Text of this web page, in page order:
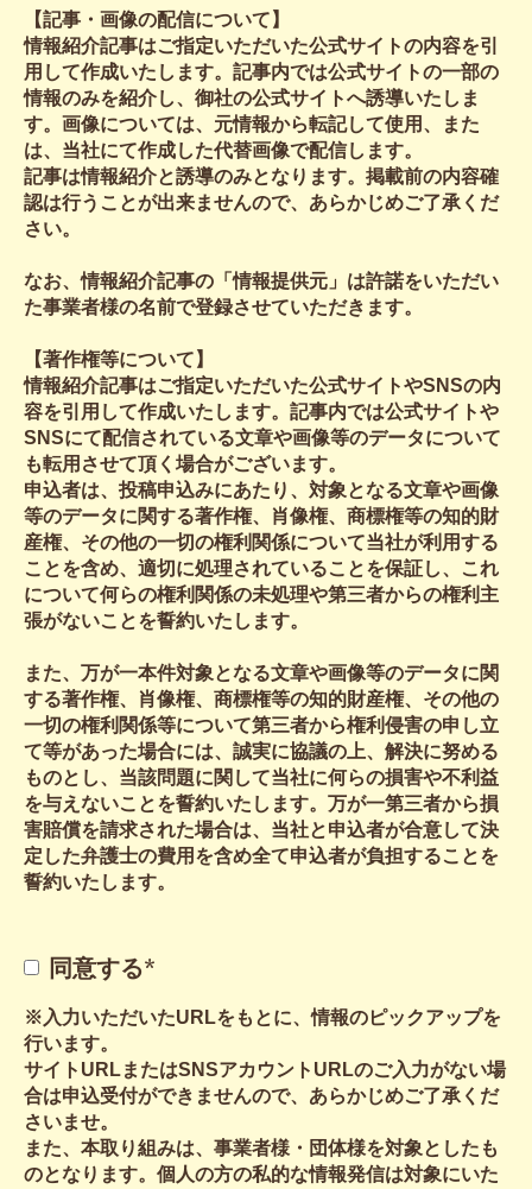
【記事・画像の配信について】
情報紹介記事はご指定いただいた公式サイトの内容を引
用して作成いたします。記事内では公式サイトの一部の
情報のみを紹介し、御社の公式サイトへ誘導いたしま
す。画像については、元情報から転記して使用、また
は、当社にて作成した代替画像で配信します。
記事は情報紹介と誘導のみとなります。掲載前の内容確
認は行うことが出来ませんので、あらかじめご了承くだ
さい。
なお、情報紹介記事の「情報提供元」は許諾をいただい
た事業者様の名前で登録させていただきます。
【著作権等について】
情報紹介記事はご指定いただいた公式サイトやSNSの内
容を引用して作成いたします。記事内では公式サイトや
SNSにて配信されている文章や画像等のデータについて
も転用させて頂く場合がございます。
申込者は、投稿申込みにあたり、対象となる文章や画像
等のデータに関する著作権、肖像権、商標権等の知的財
産権、その他の一切の権利関係について当社が利用する
ことを含め、適切に処理されていることを保証し、これ
について何らの権利関係の未処理や第三者からの権利主
張がないことを誓約いたします。
また、万が一本件対象となる文章や画像等のデータに関
する著作権、肖像権、商標権等の知的財産権、その他の
一切の権利関係等について第三者から権利侵害の申し立
て等があった場合には、誠実に協議の上、解決に努める
ものとし、当該問題に関して当社に何らの損害や不利益
を与えないことを誓約いたします。万が一第三者から損
害賠償を請求された場合は、当社と申込者が合意して決
定した弁護士の費用を含め全て申込者が負担することを
誓約いたします。
同意する*
※入力いただいたURLをもとに、情報のピックアップを
行います。
サイトURLまたはSNSアカウントURLのご入力がない場
合は申込受付ができませんので、あらかじめご了承くだ
さいませ。
また、本取り組みは、事業者様・団体様を対象としたも
のとなります。個人の方の私的な情報発信は対象にいた